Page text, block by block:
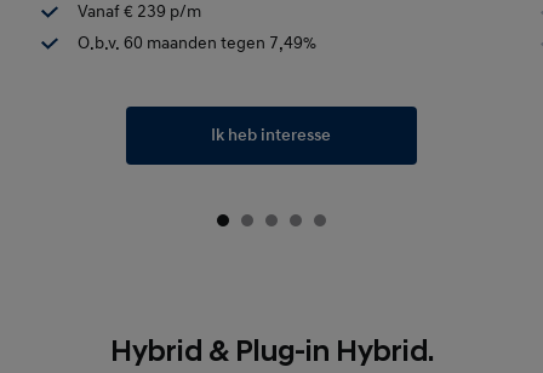
Vanaf € 239 p/m
O.b.v. 60 maanden tegen 7,49%
Ik heb interesse
Hybrid & Plug-in Hybrid.